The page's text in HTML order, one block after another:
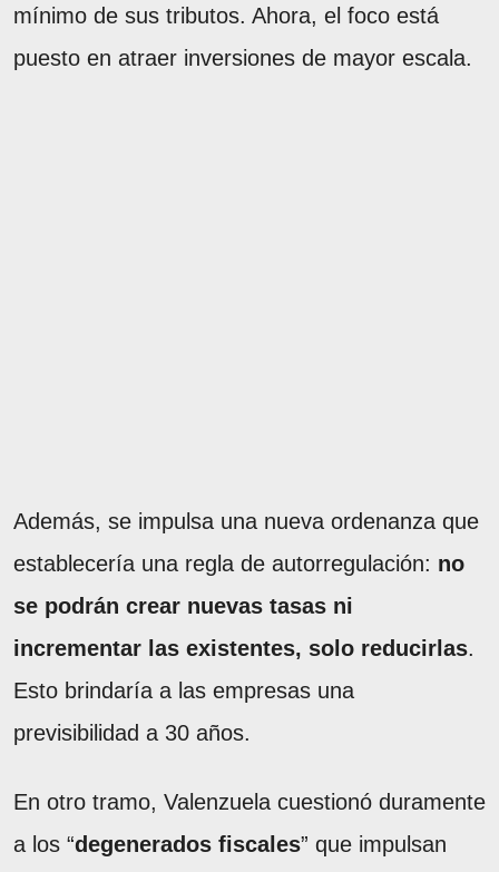
mínimo de sus tributos. Ahora, el foco está
puesto en atraer inversiones de mayor escala.
Además, se impulsa una nueva ordenanza que
establecería una regla de autorregulación: no
se podrán crear nuevas tasas ni
incrementar las existentes, solo reducirlas.
Esto brindaría a las empresas una
previsibilidad a 30 años.
En otro tramo, Valenzuela cuestionó duramente
a los “degenerados fiscales” que impulsan